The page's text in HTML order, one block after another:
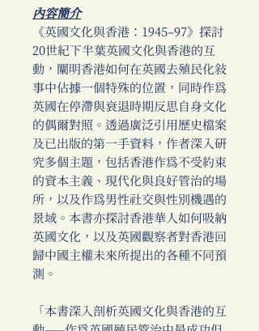
內容簡介
《英國文化與香港：1945–97》探討
20世紀下半葉英國文化與香港的互
動，闡明香港如何在英國去殖民化敘
事中佔據一個特殊的位置，同時作為
英國在停滯與衰退時期反思自身文化
的偶爾對照。透過廣泛引用歷史檔案
及已出版的第一手資料，作者深入研
究多個主題，包括香港作為不受約束
的資本主義、現代化與良好管治的場
所，以及作為男性社交與性別機遇的
景域。本書亦探討香港華人如何吸納
英國文化，以及英國觀察者對香港回
歸中國主權未來所提出的各種不同預
測。
「本書深入剖析英國文化與香港的互